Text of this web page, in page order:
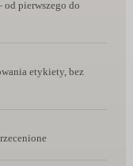
od pierwszego do
etykiety, bez